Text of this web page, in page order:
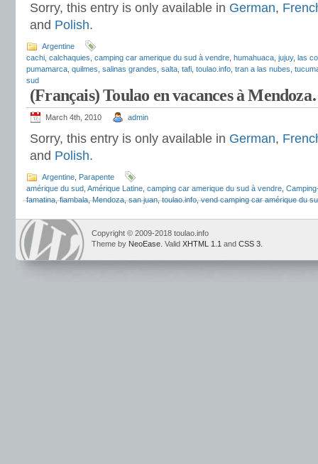
Sorry, this entry is only available in German,
and Polish.
Argentine
cachi calchaquies camping car amerique du sud à vendre humahuaca jujuy, las
pumamarca quilmes salinas grandes salta tafi toulao.info tran a las nubes
sud
(Français) Toulao en vacances à
March 4th, 2010 admin
Sorry, this entry is only available in German,
and Polish.
Argentine Parapente
amérique du sud Amérique Latine camping car amerique du sud à vendre
famatina,fiambala,Mendoza,san juan,toulao.info,vend camping car amérique du
Copyright © 2009-2018 toulao.info
Theme by NeoEase . Valid XHTML 1.1 and CSS 3